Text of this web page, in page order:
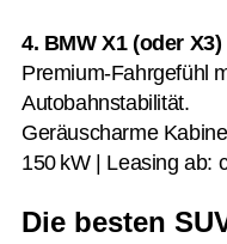
4. BMW X1 (oder X3)
Premium-Fahrgefühl
Autobahnstabilität.
Geräuscharme
150 kW | Leasing ab:
Die besten